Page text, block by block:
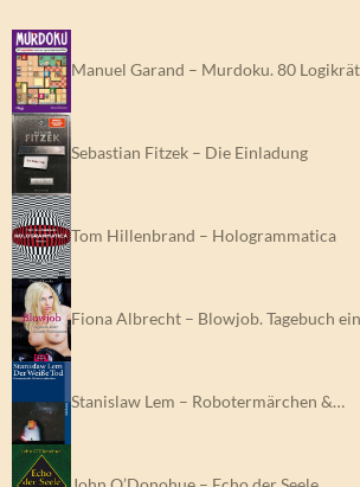
Manuel Garand – Murdoku. 80
Sebastian Fitzek – Die Einladung
Tom Hillenbrand – Hologrammatica
Fiona Albrecht – Blowjob. Tagebuch
Stanislaw Lem – Robotermärchen &…